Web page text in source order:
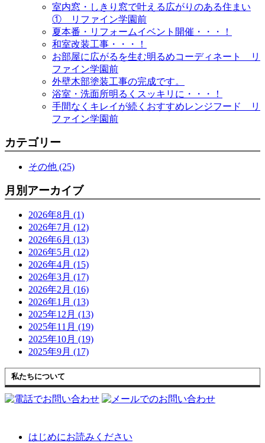
室内窓・しきり窓で叶える広がりのある住まい
① リファイン学園前
夏本番・リフォームイベント開催・・・！
和室改装工事・・・！
お部屋に広がるを生む明るめコーディネート リ
ファイン学園前
外壁木部塗装工事の完成です。
浴室・洗面所明るくスッキリに・・・！
手間なくキレイが続くおすすめレンジフード リ
ファイン学園前
カテゴリー
その他 (25)
月別アーカイブ
2026年8月 (1)
2026年7月 (12)
2026年6月 (13)
2026年5月 (12)
2026年4月 (15)
2026年3月 (17)
2026年2月 (16)
2026年1月 (13)
2025年12月 (13)
2025年11月 (19)
2025年10月 (19)
2025年9月 (17)
私たちについて
はじめにお読みください